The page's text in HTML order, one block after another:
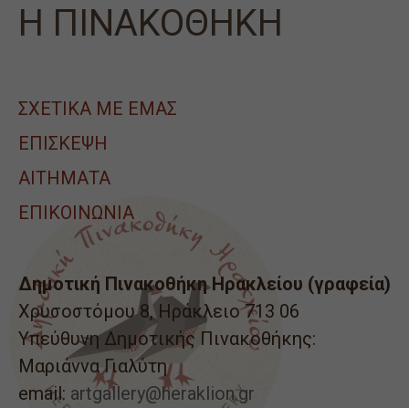
Η ΠΙΝΑΚΟΘΗΚΗ
ΣΧΕΤΙΚΑ ΜΕ ΕΜΑΣ
ΕΠΙΣΚΕΨΗ
ΑΙΤΉΜΑΤΑ
ΕΠΙΚΟΙΝΩΝΙΑ
Δημοτική Πινακοθήκη Ηρακλείου (γραφεία)
Χρυσοστόμου 8, Ηράκλειο 713 06
Υπεύθυνη Δημοτικής Πινακοθήκης:
Μαριάννα Γιαλύτη
email: artgallery@heraklion.gr